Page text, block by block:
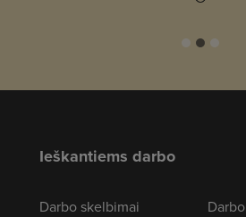
Ieškantiems darbo
Darbo skelbimai